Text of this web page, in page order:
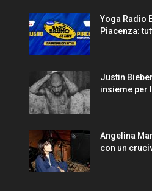
Yoga Radio
Piacenza:
Justin
insieme per
Angelina
con un